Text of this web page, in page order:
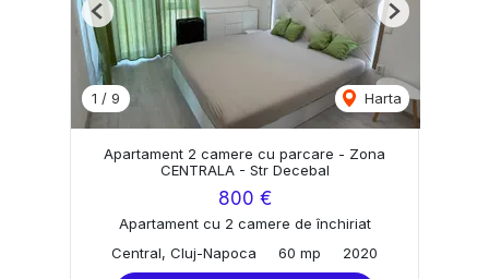
1 / 9 Harta
Previous Next
Apartament 2 camere cu parcare - Zona
CENTRALA - Str Decebal
800 €
Apartament cu 2 camere de închiriat
Central, Cluj-Napoca
60 mp 2020